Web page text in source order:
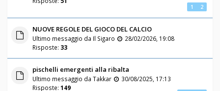
1 2
NUOVE REGOLE DEL GIOCO DEL CALCIO
Ultimo messaggio da Il Sigaro
28/02/2026, 19:08
Risposte: 33
pischelli emergenti alla ribalta
Ultimo messaggio da Takkar
30/08/2025, 17:13
Risposte: 149